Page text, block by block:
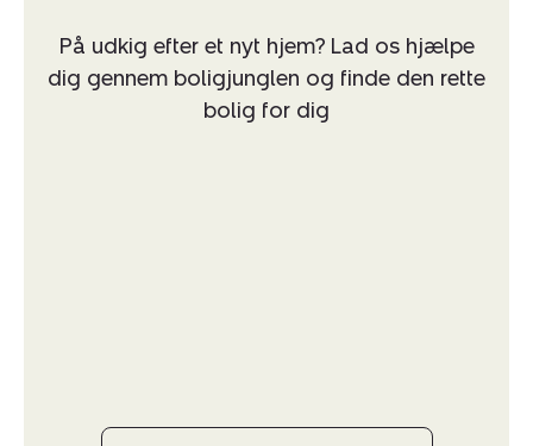
På udkig efter et nyt hjem? Lad os hjælpe
dig gennem boligjunglen og finde den rette
bolig for dig